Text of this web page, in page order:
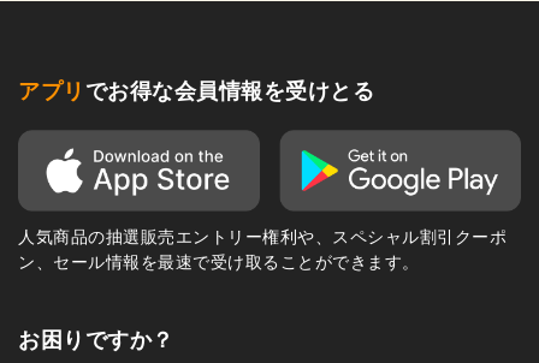
アプリ でお得な会員情報を受けとる
人気商品の抽選販売エントリー権利や、スペシャル割引クーポ
ン、セール情報を最速で受け取ることができます。
お困りですか？